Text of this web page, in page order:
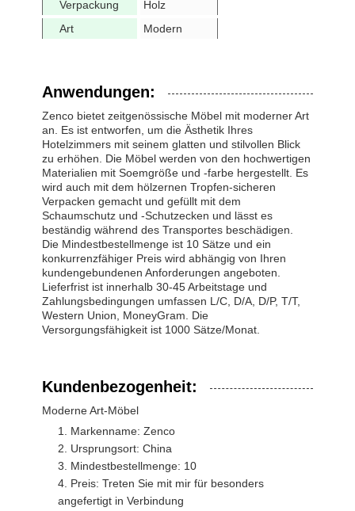
Verpackung
Holz
Art
Modern
Anwendungen:
Zenco bietet zeitgenössische Möbel mit moderner Art
an. Es ist entworfen, um die Ästhetik Ihres
Hotelzimmers mit seinem glatten und stilvollen Blick
zu erhöhen. Die Möbel werden von den hochwertigen
Materialien mit Soemgröße und -farbe hergestellt. Es
wird auch mit dem hölzernen Tropfen-sicheren
Verpacken gemacht und gefüllt mit dem
Schaumschutz und -Schutzecken und lässt es
beständig während des Transportes beschädigen.
Die Mindestbestellmenge ist 10 Sätze und ein
konkurrenzfähiger Preis wird abhängig von Ihren
kundengebundenen Anforderungen angeboten.
Lieferfrist ist innerhalb 30-45 Arbeitstage und
Zahlungsbedingungen umfassen L/C, D/A, D/P, T/T,
Western Union, MoneyGram. Die
Versorgungsfähigkeit ist 1000 Sätze/Monat.
Kundenbezogenheit:
Moderne Art-Möbel
Markenname: Zenco
Ursprungsort: China
Mindestbestellmenge: 10
Preis: Treten Sie mit mir für besonders
angefertigt in Verbindung